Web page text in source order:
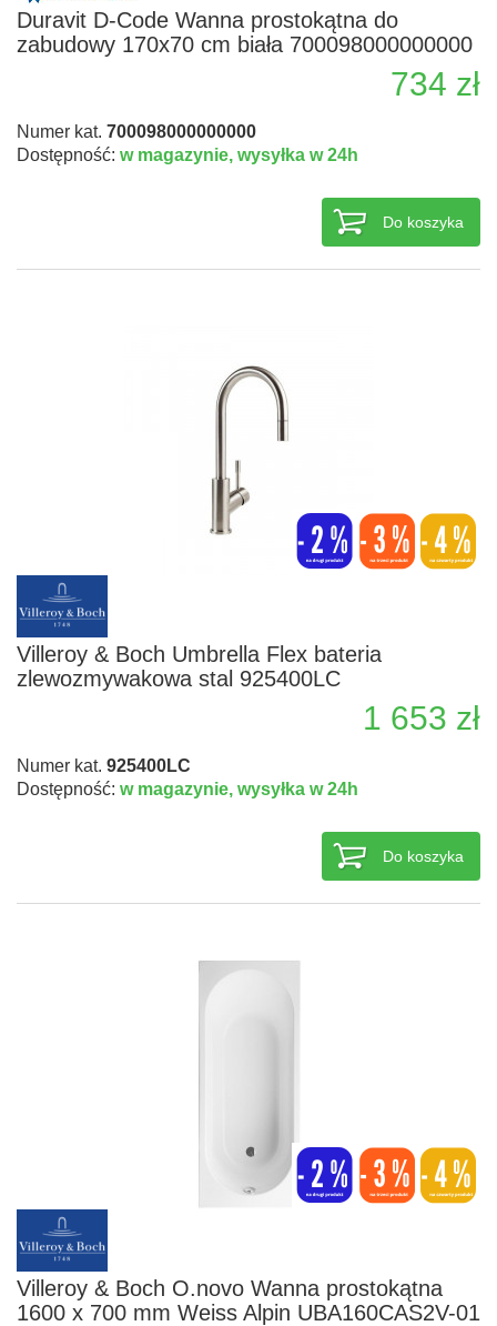
Duravit D-Code Wanna prostokątna do
zabudowy 170x70 cm biała 700098000000000
734 zł
Numer kat. 700098000000000
Dostępność: w magazynie, wysyłka w 24h
Do koszyka
Villeroy & Boch Umbrella Flex bateria
zlewozmywakowa stal 925400LC
1 653 zł
Numer kat. 925400LC
Dostępność: w magazynie, wysyłka w 24h
Do koszyka
Villeroy & Boch O.novo Wanna prostokątna
1600 x 700 mm Weiss Alpin UBA160CAS2V-01